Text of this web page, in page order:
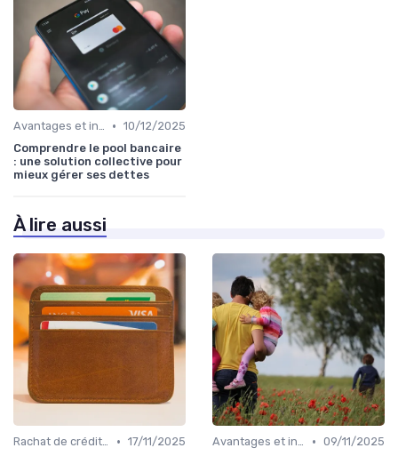
Avantages et inconvénients • 10/12/2025
Comprendre le pool bancaire
: une solution collective pour
mieux gérer ses dettes
À lire aussi
Rachat de crédit à la consommation • 17/11/2025
Avantages et inconvénients • 09/11/2025